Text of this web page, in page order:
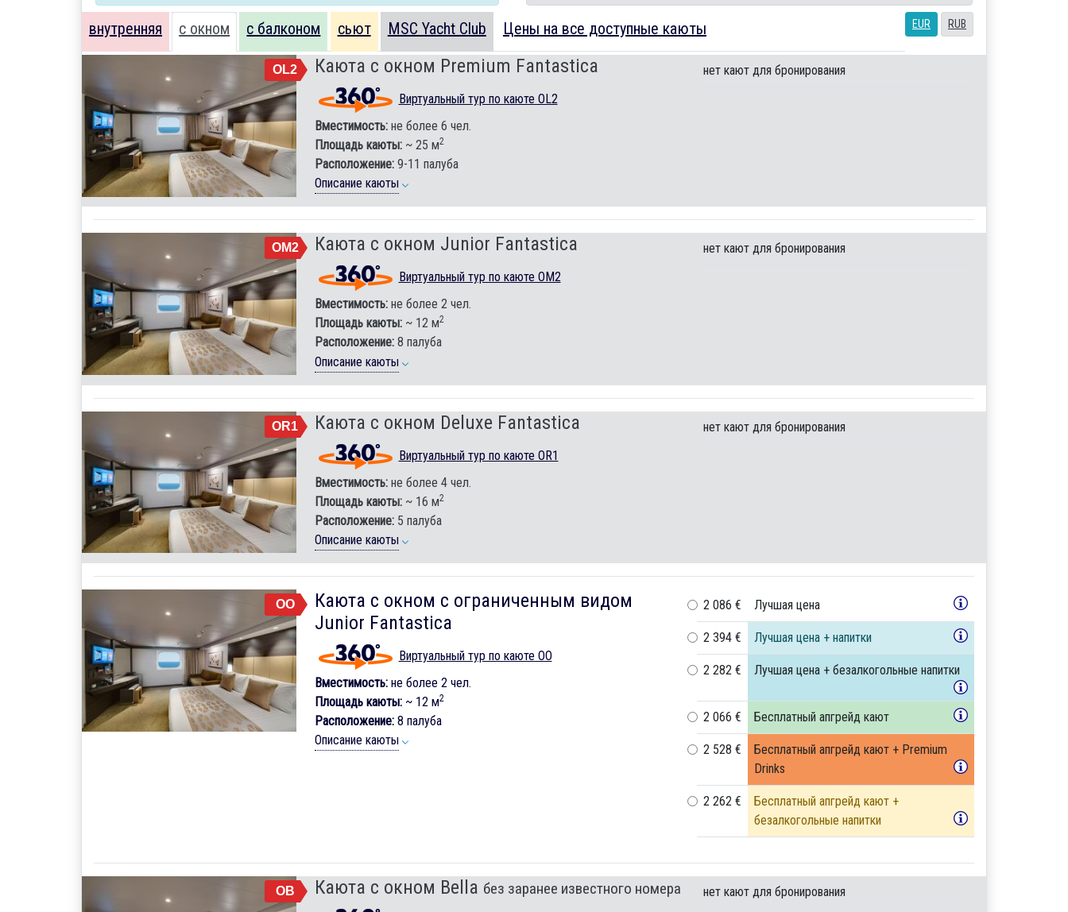
EUR RUB
внутренняя с окном с балконом сьют MSC Yacht Club Цены на все доступные каюты
OL2 Каюта с окном Premium Fantastica
Виртуальный тур по каюте OL2
Вместимость:не более 6 чел.
Площадь каюты:~ 25 м2
Расположение:9-11 палуба
Описание каюты
нет кают для бронирования
OM2 Каюта с окном Junior Fantastica
Виртуальный тур по каюте OM2
Вместимость:не более 2 чел.
Площадь каюты:~ 12 м2
Расположение:8 палуба
Описание каюты
нет кают для бронирования
OR1 Каюта с окном Deluxe Fantastica
Виртуальный тур по каюте OR1
Вместимость:не более 4 чел.
Площадь каюты:~ 16 м2
Расположение:5 палуба
Описание каюты
нет кают для бронирования
OO
Каюта с окном с ограниченным видом
Junior Fantastica
Виртуальный тур по каюте OO
Вместимость:не более 2 чел.
Площадь каюты:~ 12 м2
Расположение:8 палуба
Описание каюты
2 086 € Лучшая цена
2 394 € Лучшая цена + напитки
2 282 € Лучшая цена + безалкогольные напитки
2 066 € Бесплатный апгрейд кают
2 528 €
Бесплатный апгрейд кают + Premium
Drinks
2 262 €
Бесплатный апгрейд кают +
безалкогольные напитки
OB Каюта с окном Bella без заранее известного номера нет кают для бронирования